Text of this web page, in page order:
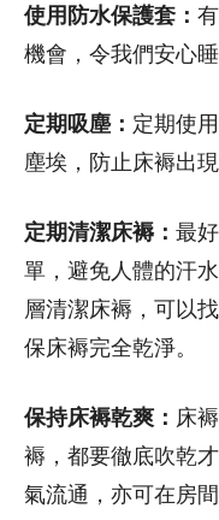
使用防水保護套：
機會，令我們安心睡
定期吸塵： 定期使
塵埃，防止床褥出現
定期清潔床褥： 最
單，避免人體的汗
層清潔床褥，可以
保床褥完全乾淨。
保持床褥乾爽： 床
褥，都要徹底吹乾
氣流通，亦可在房